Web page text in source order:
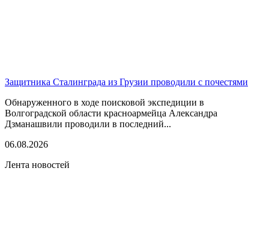
Защитника Сталинграда из Грузии проводили с почестями
Обнаруженного в ходе поисковой экспедиции в
Волгоградской области красноармейца Александра
Дзманашвили проводили в последний...
06.08.2026
Лента новостей